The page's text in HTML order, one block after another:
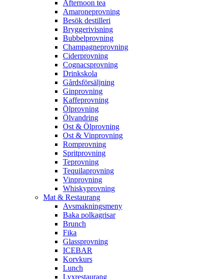
Afternoon tea
Amaroneprovning
Besök destilleri
Bryggerivisning
Bubbelprovning
Champagneprovning
Ciderprovning
Cognacsprovning
Drinkskola
Gårdsförsäljning
Ginprovning
Kaffeprovning
Ölprovning
Ölvandring
Ost & Ölprovning
Ost & Vinprovning
Romprovning
Spritprovning
Teprovning
Tequilaprovning
Vinprovning
Whiskyprovning
Mat & Restaurang
Avsmakningsmeny
Baka polkagrisar
Brunch
Fika
Glassprovning
ICEBAR
Korvkurs
Lunch
Lyxrestaurang